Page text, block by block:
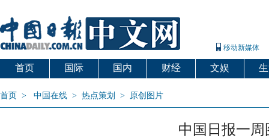
移动新媒体
首页 国际 国内 财经 文娱
首页 > 中国在线 > 热点策划 > 原创图片
中国日报一